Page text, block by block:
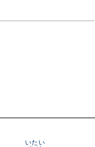
いたい